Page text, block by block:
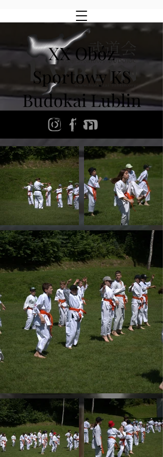
XX Obóz
Sportowy KS
Budokai Lublin
Dzień II